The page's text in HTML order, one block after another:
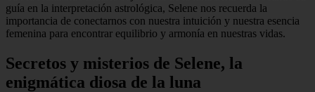
guía en la interpretación astrológica, Selene nos recuerda la
importancia de conectarnos con nuestra intuición y nuestra esencia
femenina para encontrar equilibrio y armonía en nuestras vidas.
Secretos y misterios de Selene, la
enigmática diosa de la luna